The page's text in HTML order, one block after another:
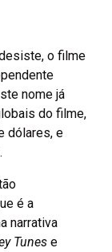
o filme
nome já
do filme,
dólares, e
é a
narrativa
Tunes e